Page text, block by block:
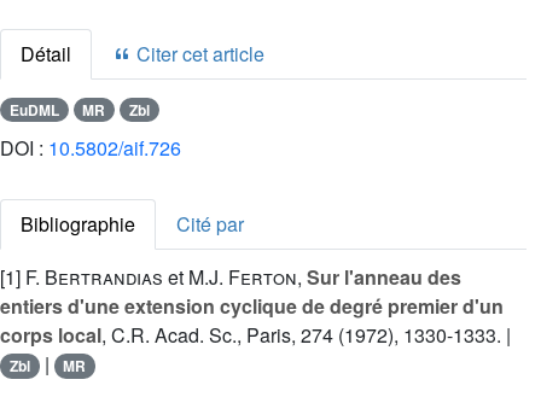
Détail Citer cet article
EuDML MR Zbl
DOI : 10.5802/aif.726
Bibliographie
Cité par
[1] F. Bertrandias et M.J. Ferton, Sur l'anneau des
entiers d'une extension cyclique de degré premier d'un
corps local, C.R. Acad. Sc., Paris, 274 (1972), 1330-1333. |
Zbl | MR